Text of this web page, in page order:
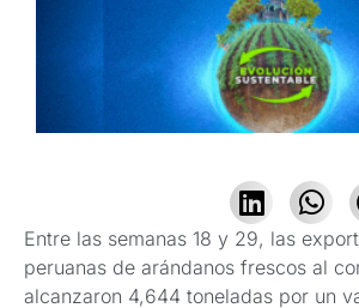
Entre las semanas 18 y 29, las
peruanas de arándanos frescos al
alcanzaron 4,644 toneladas por un